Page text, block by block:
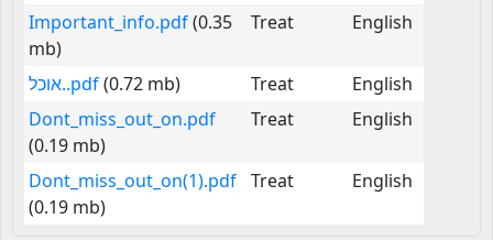
Important_info.pdf(0.35
mb)
Treat English
אוכל..pdf(0.72 mb) Treat
English
Dont_miss_out_on.pdf
(0.19 mb)
Treat English
Dont_miss_out_on(1).pdf
(0.19 mb)
Treat English